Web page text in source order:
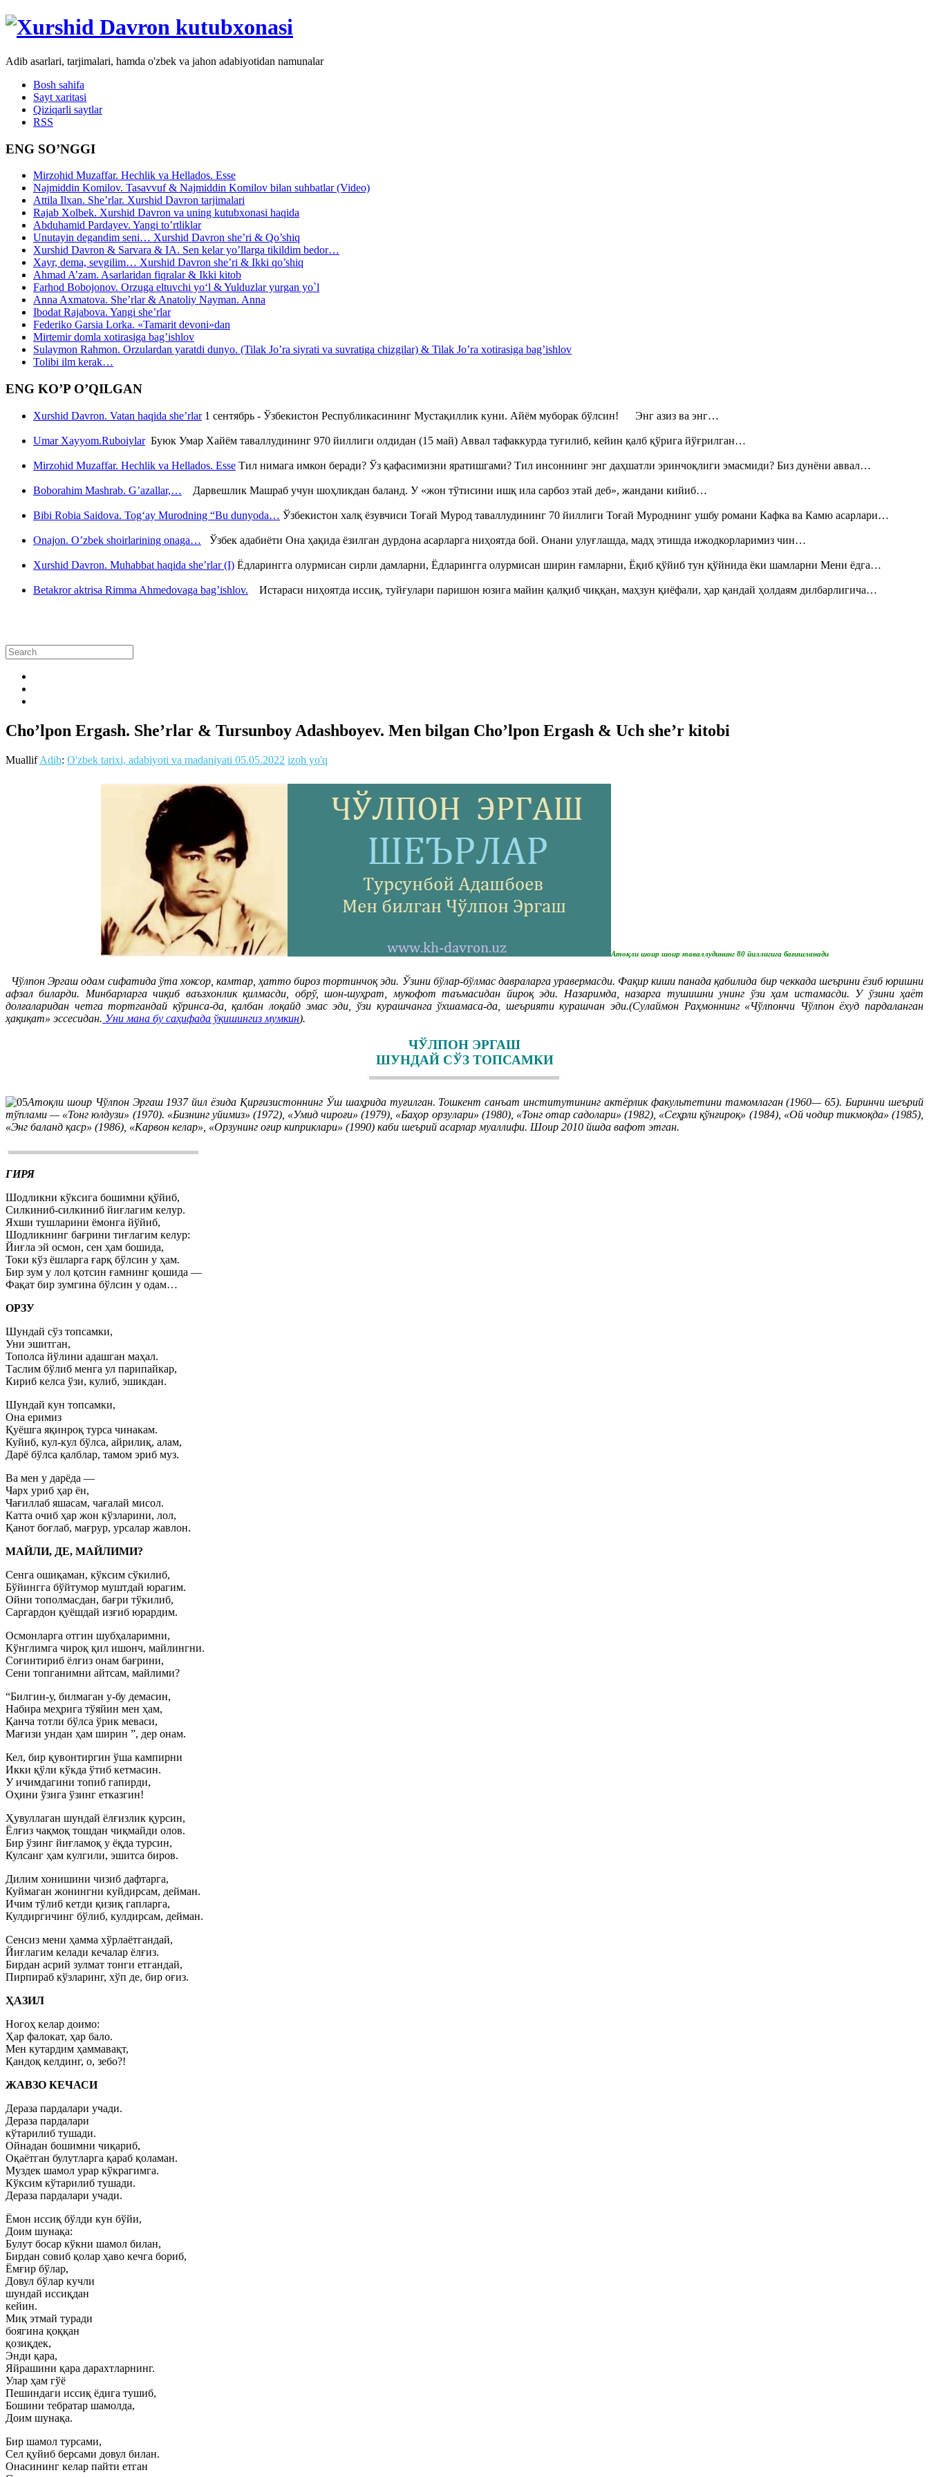
Adib asarlari, tarjimalari, hamda o'zbek va jahon adabiyotidan namunalar
Bosh sahifa
Sayt xaritasi
Qiziqarli saytlar
RSS
ENG SO’NGGI
Mirzohid Muzaffar. Hechlik va Hellados. Esse
Najmiddin Komilov. Tasavvuf & Najmiddin Komilov bilan suhbatlar (Video)
Attila Ilxan. She’rlar. Xurshid Davron tarjimalari
Rajab Xolbek. Xurshid Davron va uning kutubxonasi haqida
Abduhamid Pardayev. Yangi to’rtliklar
Unutayin degandim seni… Xurshid Davron she’ri & Qo’shiq
Xurshid Davron & Sarvara & IA. Sen kelar yo’llarga tikildim bedor…
Xayr, dema, sevgilim… Xurshid Davron she’ri & Ikki qo’shiq
Ahmad A’zam. Asarlaridan fiqralar & Ikki kitob
Farhod Bobojonov. Orzuga eltuvchi yo‘l & Yulduzlar yurgan yo`l
Anna Axmatova. She’rlar & Anatoliy Nayman. Anna
Ibodat Rajabova. Yangi she’rlar
Federiko Garsia Lorka. «Tamarit devoni»dan
Mirtemir domla xotirasiga bag’ishlov
Sulaymon Rahmon. Orzulardan yaratdi dunyo. (Tilak Jo’ra siyrati va suvratiga chizgilar) & Tilak Jo’ra xotirasiga bag’ishlov
Tolibi ilm kerak…
ENG KO’P O’QILGAN
Xurshid Davron. Vatan haqida she’rlar1 сентябрь - Ўзбекистон Республикасининг Мустақиллик куни. Айём муборак бўлсин! Энг азиз ва энг…
Umar Xayyom.RuboiylarБуюк Умар Хайём таваллудининг 970 йиллиги олдидан (15 май) Аввал тафаккурда туғилиб, кейин қалб қўрига йўғрилган…
Mirzohid Muzaffar. Hechlik va Hellados. Esse Тил нимага имкон беради? Ўз қафасимизни яратишгами? Тил инсоннинг энг даҳшатли эринчоқлиги эмасмиди? Биз дунёни аввал…
Boborahim Mashrab. G’azallar,… Дарвешлик Машраб учун шоҳликдан баланд. У «жон тўтисини ишқ ила сарбоз этай деб», жандани кийиб…
Bibi Robia Saidova. Tog‘ay Murodning “Bu dunyoda… Ўзбекистон халқ ёзувчиси Тоғай Мурод таваллудининг 70 йиллиги Тоғай Муроднинг ушбу романи Кафка ва Камю асарлари…
Onajon. O’zbek shoirlarining onaga… Ўзбек адабиёти Она ҳақида ёзилган дурдона асарларга ниҳоятда бой. Онани улуғлашда, мадҳ этишда ижодкорларимиз чин…
Xurshid Davron. Muhabbat haqida she’rlar (I) Ёдларингга олурмисан сирли дамларни, Ёдларингга олурмисан ширин ғамларни, Ёқиб қўйиб тун қўйнида ёки шамларни Мени ёдга…
Betakror aktrisa Rimma Ahmedovaga bag’ishlov. Истараси ниҳоятда иссиқ, туйғулари паришон юзига майин қалқиб чиққан, маҳзун қиёфали, ҳар қандай ҳолдаям дилбарлигича…
Cho’lpon Ergash. She’rlar & Tursunboy Adashboyev. Men bilgan Cho’lpon Ergash & Uch she’r kitobi
MuallifAdib: O'zbek tarixi, adabiyoti va madaniyati 05.05.2022 izoh yo'q
Атоқли шоир шоир таваллудининг 80 йиллигига бағишланади
Чўлпон Эргаш одам сифатида ўта хоксор, камтар, ҳатто бироз тортинчоқ эди. Ўзини бўлар-бўлмас давраларга уравермасди. Фақир киши панада қабилида бир чеккада шеърини ёзиб юришни
афзал биларди. Минбарларга чиқиб ваъзхонлик қилмасди, обрў, шон-шуҳрат, мукофот таъмасидан йироқ эди. Назаримда, назарга тушишни унинг ўзи ҳам истамасди. У ўзини ҳаёт
долғаларидан четга тортгандай кўринса-да, қалбан лоқайд эмас эди, ўзи курашчанга ўхшамаса-да, шеърияти курашчан эди.(Сулаймон Раҳмоннинг «Чўлпончи Чўлпон ёхуд пардаланган
ҳақиқат» эссесидан. Уни мана бу саҳифада ўқишингиз мумкин).
ЧЎЛПОН ЭРГАШ
ШУНДАЙ СЎЗ ТОПСАМКИ
Атоқли шоир Чўлпон Эргаш 1937 йил ёзида Қирғизистоннинг Ўш шаҳрида туғилган. Тошкент санъат институтининг актёрлик факультетини тамомлаган (1960— 65). Биринчи шеърий
тўплами — «Тонг юлдузи» (1970). «Бизнинг уйимиз» (1972), «Умид чироғи» (1979), «Баҳор орзулари» (1980), «Тонг отар садолари» (1982), «Сеҳрли қўнғироқ» (1984), «Ой чодир тикмоқда» (1985),
«Энг баланд қаср» (1986), «Карвон келар», «Орзунинг оғир киприклари» (1990) каби шеърий асарлар муаллифи. Шоир 2010 йшда вафот этган.
ГИРЯ
Шодликни кўксига бошимни қўйиб,
Силкиниб-силкиниб йиғлагим келур.
Яхши тушларини ёмонга йўйиб,
Шодликнинг бағрини тиғлагим келур:
Йиғла эй осмон, сен ҳам бошида,
Токи кўз ёшларга ғарқ бўлсин у ҳам.
Бир зум у лол қотсин ғамнинг қошида —
Фақат бир зумгина бўлсин у одам…
ОРЗУ
Шундай сўз топсамки,
Уни эшитган,
Тополса йўлини адашган маҳал.
Таслим бўлиб менга ул парипайкар,
Кириб келса ўзи, кулиб, эшикдан.
Шундай кун топсамки,
Она еримиз
Қуёшга яқинроқ турса чинакам.
Куйиб, кул-кул бўлса, айрилиқ, алам,
Дарё бўлса қалблар, тамом эриб муз.
Ва мен у дарёда —
Чарх уриб ҳар ён,
Чағиллаб яшасам, чағалай мисол.
Катта очиб ҳар жон кўзларини, лол,
Қанот боғлаб, мағрур, урсалар жавлон.
МАЙЛИ, ДЕ, МАЙЛИМИ?
Сенга ошиқаман, кўксим сўкилиб,
Бўйингга бўйтумор муштдай юрагим.
Ойни тополмасдан, бағри тўкилиб,
Саргардон қуёшдай изғиб юрардим.
Осмонларга отгин шубҳаларимни,
Кўнглимга чироқ қил ишонч, майлингни.
Соғинтириб ёлғиз онам бағрини,
Сени топганимни айтсам, майлими?
“Билгин-у, билмаган у-бу демасин,
Набира меҳрига тўяйин мен ҳам,
Қанча тотли бўлса ўрик меваси,
Мағизи ундан ҳам ширин ”, дер онам.
Кел, бир қувонтиргин ўша кампирни
Икки қўли кўкда ўтиб кетмасин.
У ичимдагини топиб гапирди,
Оҳини ўзига ўзинг етказгин!
Ҳувуллаган шундай ёлғизлик қурсин,
Ёлғиз чақмоқ тошдан чиқмайди олов.
Бир ўзинг йиғламоқ у ёқда турсин,
Кулсанг ҳам кулгили, эшитса биров.
Дилим хонишини чизиб дафтарга,
Куймаган жонингни куйдирсам, дейман.
Ичим тўлиб кетди қизиқ гапларга,
Кулдиргичинг бўлиб, кулдирсам, дейман.
Сенсиз мени ҳамма хўрлаётгандай,
Йиғлагим келади кечалар ёлғиз.
Бирдан асрий зулмат тонги етгандай,
Пирпираб кўзларинг, хўп де, бир оғиз.
ҲАЗИЛ
Ногоҳ келар доимо:
Ҳар фалокат, ҳар бало.
Мен кутардим ҳаммавақт,
Қандоқ келдинг, о, зебо?!
ЖАВЗО КЕЧАСИ
Дераза пардалари учади.
Дераза пардалари
кўтарилиб тушади.
Ойнадан бошимни чиқариб,
Оқаётган булутларга қараб қоламан.
Муздек шамол урар кўкрагимга.
Кўксим кўтарилиб тушади.
Дераза пардалари учади.
Ёмон иссиқ бўлди кун бўйи,
Доим шунақа:
Булут босар кўкни шамол билан,
Бирдан совиб қолар ҳаво кечга бориб,
Ёмғир бўлар,
Довул бўлар кучли
шундай иссиқдан
кейин.
Миқ этмай туради
боягина қоққан
қозиқдек,
Энди қара,
Яйрашини қара дарахтларнинг.
Улар ҳам гўё
Пешиндаги иссиқ ёдига тушиб,
Бошини тебратар шамолда,
Доим шунақа.
Бир шамол турсами,
Сел қуйиб берсами довул билан.
Онасининг келар пайти етган